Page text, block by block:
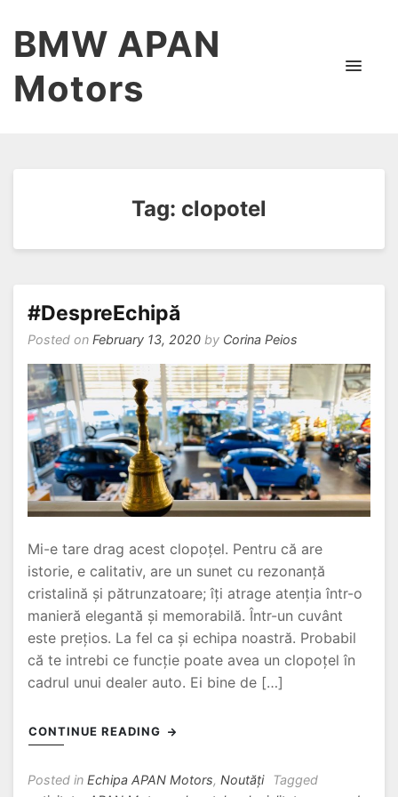
BMW APAN
Motors
Tag: clopotel
#DespreEchipă
Posted on February 13, 2020 by Corina Peios
Mi-e tare drag acest clopoțel. Pentru că are
istorie, e calitativ, are un sunet cu rezonanță
cristalină și pătrunzatoare; îți atrage atenția într-o
manieră elegantă și memorabilă. Într-un cuvânt
este prețios. La fel ca și echipa noastră. Probabil
că te intrebi ce funcție poate avea un clopoțel în
cadrul unui dealer auto. Ei bine de […]
CONTINUE READING
Posted in Echipa APAN Motors, Noutăți
Tagged